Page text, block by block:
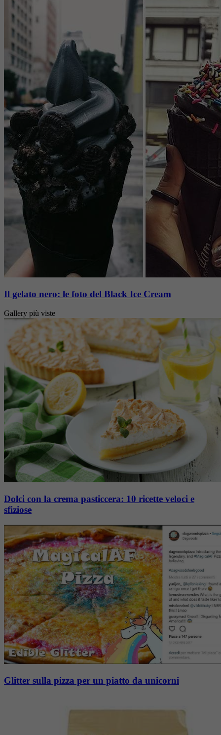
Il gelato nero: le foto del Black Ice Cream
Gallery più viste
Dolci con la crema pasticcera: 10 ricette veloci e
sfiziose
Glitter sulla pizza per un piatto da unicorni